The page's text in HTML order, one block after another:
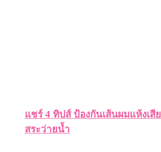
แชร์ 4 ทิปส์ ป้องกันเส้นผมแห้งเสี
สระว่ายน้ำ